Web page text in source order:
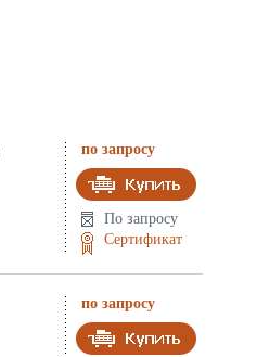
по запросу
По запросу
Сертификат
по запросу